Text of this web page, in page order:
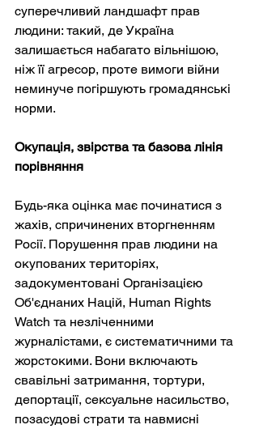
суперечливий ландшафт прав
людини: такий, де Україна
залишається набагато вільнішою,
ніж її агресор, проте вимоги війни
неминуче погіршують громадянські
норми.
Окупація, звірства та базова лінія
порівняння
Будь-яка оцінка має починатися з
жахів, спричинених вторгненням
Росії. Порушення прав людини на
окупованих територіях,
задокументовані Організацією
Об'єднаних Націй, Human Rights
Watch та незліченними
журналістами, є систематичними та
жорстокими. Вони включають
свавільні затримання, тортури,
депортації, сексуальне насильство,
позасудові страти та навмисні